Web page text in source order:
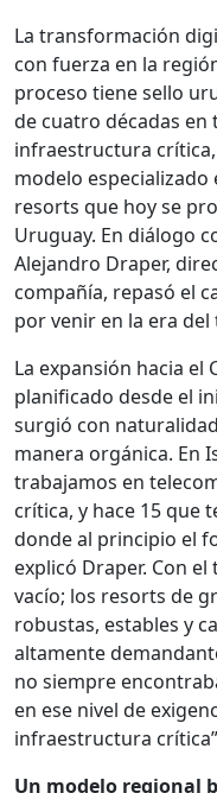
La transformación
con fuerza en la
proceso tiene sello
de cuatro décadas en
infraestructura
modelo
resorts que hoy se
Uruguay. En diálogo
Alejandro Draper,
compañía, repasó el
por venir en la era del
La expansión hacia
planificado desde el
surgió con
manera orgánica. En
trabajamos en
crítica, y hace 15 que
donde al principio el
explicó Draper. Con
vacío; los resorts de
robustas, estables y
altamente
no siempre
en ese nivel de
infraestructura
Un modelo regional